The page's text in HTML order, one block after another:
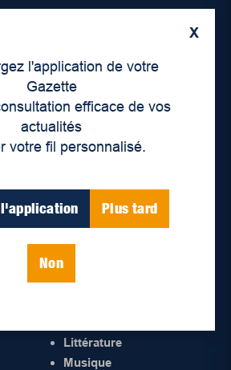
X
l'application de votre
Gazette
efficace de vos
actualités
votre fil personnalisé.
Plus tard
Non
Politique
Santé
Littérature
Musique